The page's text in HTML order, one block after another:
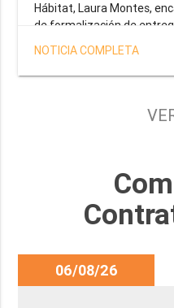
Hábitat, Laura Montes,
de formalización de
correspondientes a la
el Gobernador Gustavo
objetivo brindar una
Provincia y del Servicio
NOTICIA COMPLETA
06/08/26